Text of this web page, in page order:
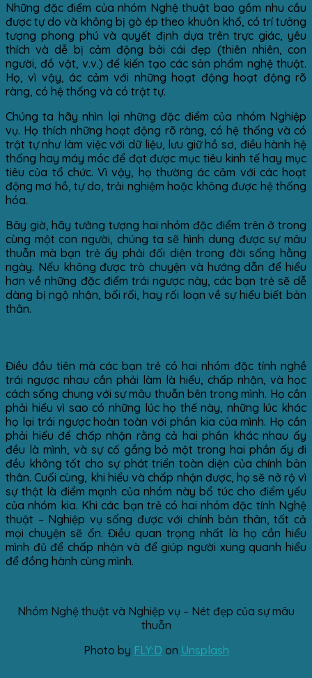
Những đặc điểm của nhóm Nghệ thuật bao gồm nhu cầu
được tự do và không bị gò ép theo khuôn khổ, có trí tưởng
tượng phong phú và quyết định dựa trên trực giác, yêu
thích và dễ bị cảm động bởi cái đẹp (thiên nhiên, con
người, đồ vật, v.v.) để kiến tạo các sản phẩm nghệ thuật.
Họ, vì vậy, ác cảm với những hoạt động hoạt động rõ
ràng, có hệ thống và có trật tự.
Chúng ta hãy nhìn lại những đặc điểm của nhóm Nghiệp
vụ. Họ thích những hoạt động rõ ràng, có hệ thống và có
trật tự như làm việc với dữ liệu, lưu giữ hồ sơ, điều hành hệ
thống hay máy móc để đạt được mục tiêu kinh tế hay mục
tiêu của tổ chức. Vì vậy, họ thường ác cảm với các hoạt
động mơ hồ, tự do, trải nghiệm hoặc không được hệ thống
hóa.
Bây giờ, hãy tưởng tượng hai nhóm đặc điểm trên ở trong
cùng một con người, chúng ta sẽ hình dung được sự mâu
thuẫn mà bạn trẻ ấy phải đối diện trong đời sống hằng
ngày. Nếu không được trò chuyện và hướng dẫn để hiểu
hơn về những đặc điểm trái ngược này, các bạn trẻ sẽ dễ
dàng bị ngộ nhận, bối rối, hay rối loạn về sự hiểu biết bản
thân.
Điều đầu tiên mà các bạn trẻ có hai nhóm đặc tính nghề
trái ngược nhau cần phải làm là hiểu, chấp nhận, và học
cách sống chung với sự mâu thuẫn bên trong mình. Họ cần
phải hiểu vì sao có những lúc họ thế này, những lúc khác
họ lại trái ngược hoàn toàn với phần kia của mình. Họ cần
phải hiểu để chấp nhận rằng cả hai phần khác nhau ấy
đều là mình, và sự cố gắng bỏ một trong hai phần ấy đi
đều không tốt cho sự phát triển toàn diện của chính bản
thân. Cuối cùng, khi hiểu và chấp nhận được, họ sẽ nở rộ vì
sự thật là điểm mạnh của nhóm này bổ túc cho điểm yếu
của nhóm kia. Khi các bạn trẻ có hai nhóm đặc tính Nghệ
thuật – Nghiệp vụ sống được với chính bản thân, tất cả
mọi chuyện sẽ ổn. Điều quan trọng nhất là họ cần hiểu
mình đủ để chấp nhận và để giúp người xung quanh hiểu
để đồng hành cùng mình.
Nhóm Nghệ thuật và Nghiệp vụ – Nét đẹp của sự mâu
thuẫn
Photo by FLY:D on Unsplash